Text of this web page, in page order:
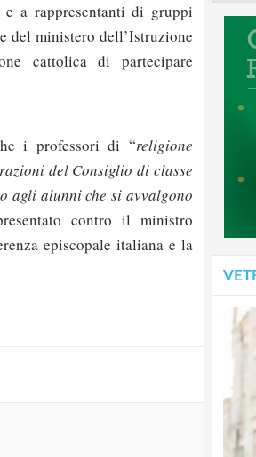
a rappresentanti di gruppi
del ministero dell’Istruzione
cattolica di partecipare
i professori di “religione
del Consiglio di classe
agli alunni che si avvalgono
contro il ministro
episcopale italiana e la